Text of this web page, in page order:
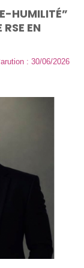
HUMILITÉ”
EN
: 30/06/2026